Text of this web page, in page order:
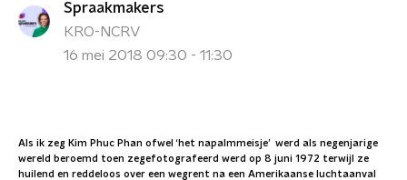
Spraakmakers
KRO-NCRV
16 mei 2018 09:30 - 11:30
Als ik zeg Kim Phuc Phan ofwel ‘het napalmmeisje’ werd als negenjarige
wereld beroemd toen zegefotografeerd werd op 8 juni 1972 terwijl ze
huilend en reddeloos over een wegrent na een Amerikaanse luchtaanval